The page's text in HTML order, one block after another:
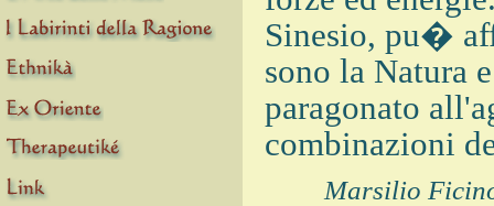
Sinesio, pu�
sono la Natura
paragonato
combinazioni
Marsilio